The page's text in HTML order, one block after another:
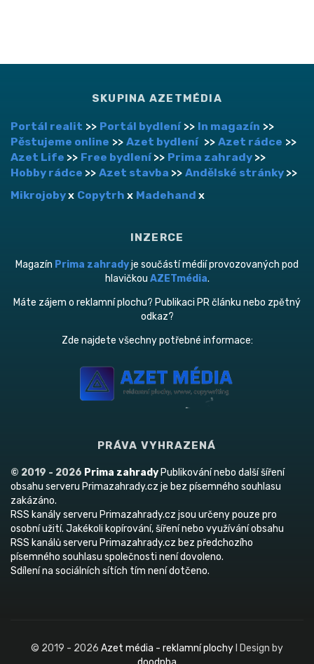
SKUPINA AZETMÉDIA
Portál realit >> Portál bydlení>> In magazín >>
Pěstujeme online >> Azet bydlení >> Azet rádce >>
Azet Life >> Free bydlení>> Prima zahrady >>
Hobby rádce >> Azet stavba >> Andělské stránky >>
Mikrojobyx Copytrh x Madehand x
INZERCE
Magazín Prima zahradyje součástí médií provozovaných pod
hlavičkou AZETmédia.
Máte zájem o reklamní plochu? Publikaci PR článku nebo zpětný
odkaz?
Zde najdete všechny potřebné informace:
PRÁVA VYHRAZENÁ
© 2019 - 2026 Prima zahrady Publikování nebo další šíření
obsahu serveru Primazahrady.cz je bez písemného souhlasu
zakázáno.
RSS kanály serveru Primazahrady.cz jsou určeny pouze pro
osobní užití. Jakékoli kopírování, šíření nebo využívání obsahu
RSS kanálů serveru Primazahrady.cz bez předchozího
písemného souhlasu společnosti není dovoleno.
Sdílení na sociálních sítích tím není dotčeno.
© 2019 - 2026 Azet média - reklamní plochy I Design by